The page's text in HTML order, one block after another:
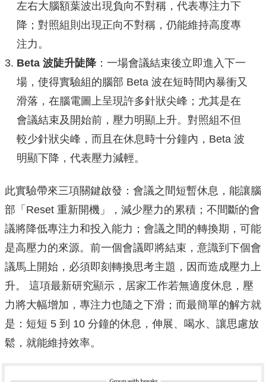
左右大腦額葉波出現負向不對稱，代表專注力下
降；對照組則出現正向不對稱，仍能維持高度專
注力。
Beta 波陡升陡降：一場會議結束後立即進入下一
場，使得實驗組的腦部 Beta 波在短時間內暴衝又
滑落，在腦電圖上呈現許多針狀尖峰；尤其是在
會議結束及開始前，壓力明顯上升。對照組不但
較少針狀尖峰，而且在休息時十分鐘內，Beta 波
明顯下降，代表壓力減輕。
此實驗帶來三項關鍵啟發： 會議之間短暫休息，能讓腦
部「Reset 重新開機」，減少壓力的累積； 不間斷的會
議將降低專注力和投入能力；會議之間的轉換期，可能
是高壓力的來源。前一個會議即將結束，意識到下個會
議馬上開始，必須即刻轉換思考主題，因而造成壓力上
升。 這項最新研究顯示，居家工作若無適度休息，壓
力將大幅增加，專注力也隨之下滑；而最簡單的解方就
是：短短 5 到 10 分鐘的休息，伸展、喝水、讓思慮放
鬆，就能維持效率。